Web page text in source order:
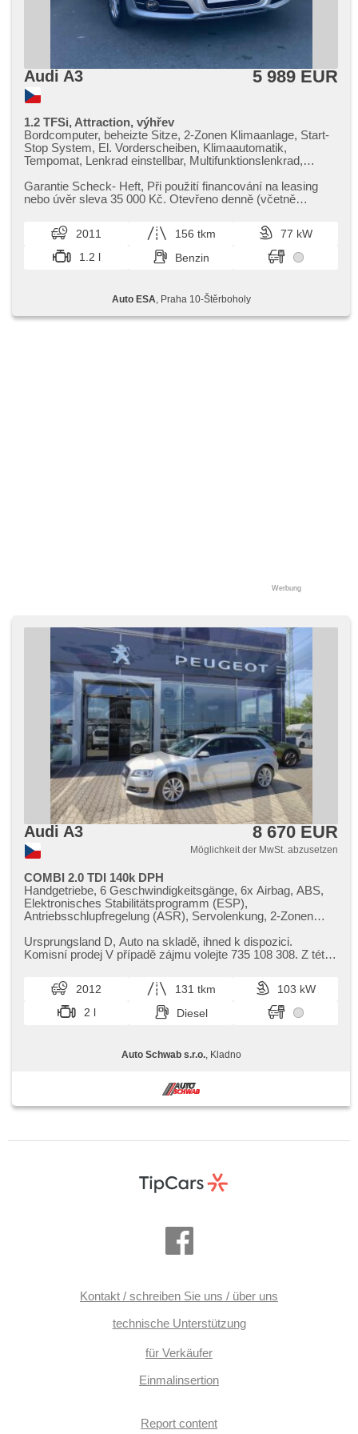
Audi A3 5 989 EUR
1.2 TFSi, Attraction, výhřev
Bordcomputer, beheizte Sitze, 2-Zonen Klimaanlage, Start-
Stop System, El. Vorderscheiben, Klimaautomatik,
Tempomat, Lenkrad einstellbar, Multifunktionslenkrad,
beheizte Spiegel, Servolenkung, Zentralverriegelung mit
Funkfernbedienung, Elektronisches Stabilitätsprogramm
isofix, 6x Airbag
Garantie Scheck​- Heft,​ Při použití financování na leasing
nebo úvěr sleva 35 000 Kč. Otevřeno denně (včetně
2011 156 tkm
77 kW
1.2 l
Benzin
Auto ESA , Praha 10-Štěrboholy
Werbung
Audi A3 8 670 EUR
Möglichkeit der MwSt. abzusetzen
COMBI 2.0 TDI 140k DPH
Handgetriebe, 6 Geschwindigkeitsgänge, 6x Airbag, ABS,
Elektronisches Stabilitätsprogramm (ESP),
Antriebsschlupfregelung (ASR), Servolenkung, 2-Zonen
Alufelgen, erfüllt 'EURO V', Bordcomputer, Navigation,
parkovací senzory zadní, Lichtsensor, Lenkrad einstellbar,
free, El. Seitenscheiben, El. Vorderscheiben, Dachträger, El.
Spiegel, Wegfahrsperre, Zentralverriegelung mit
Funkfernbedienung, Zentralverriegelung, isofix, beheizte
Sitze, höheneinstellbare Sitze, höheneinstellbare Fahrersitz,
Spieler, Außenthermometer, beheizte Spiegel, Teilbare
přední pohon, Antrieb 4x2, Längssitzvorschub, Ausziehbare
Ursprungsland D,​ Auto na skladě,​ ihned k dispozici.
Komisní prodej V případě zájmu volejte 735 108 308. Z této
2012 131 tkm
103 kW
2 l
Diesel
Auto Schwab s.r.o., Kladno
Kontakt / schreiben Sie uns / über uns
technische Unterstützung
für Verkäufer
Einmalinsertion
Report content